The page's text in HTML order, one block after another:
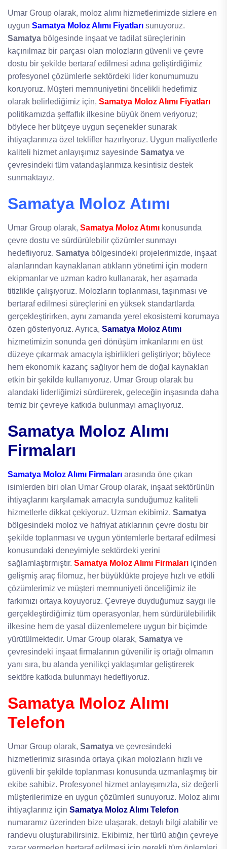
Umar Group olarak, moloz alımı hizmetlerimizde sizlere en
uygun Samatya Moloz Alımı Fiyatları sunuyoruz.
Samatya bölgesinde inşaat ve tadilat süreçlerinin
kaçınılmaz bir parçası olan molozların güvenli ve çevre
dostu bir şekilde bertaraf edilmesi adına geliştirdiğimiz
profesyonel çözümlerle sektördeki lider konumumuzu
koruyoruz. Müşteri memnuniyetini öncelikli hedefimiz
olarak belirlediğimiz için, Samatya Moloz Alımı Fiyatları
politikamızda şeffaflık ilkesine büyük önem veriyoruz;
böylece her bütçeye uygun seçenekler sunarak
ihtiyaçlarınıza özel teklifler hazırlıyoruz. Uygun maliyetlerle
kaliteli hizmet anlayışımız sayesinde Samatya ve
çevresindeki tüm vatandaşlarımıza kesintisiz destek
sunmaktayız.
Samatya Moloz Atımı
Umar Group olarak, Samatya Moloz Atımı konusunda
çevre dostu ve sürdürülebilir çözümler sunmayı
hedefliyoruz. Samatya bölgesindeki projelerimizde, inşaat
alanlarından kaynaklanan atıkların yönetimi için modern
ekipmanlar ve uzman kadro kullanarak, her aşamada
titizlikle çalışıyoruz. Molozların toplanması, taşınması ve
bertaraf edilmesi süreçlerini en yüksek standartlarda
gerçekleştirirken, aynı zamanda yerel ekosistemi korumaya
özen gösteriyoruz. Ayrıca, Samatya Moloz Atımı
hizmetimizin sonunda geri dönüşüm imkanlarını en üst
düzeye çıkarmak amacıyla işbirlikleri geliştiriyor; böylece
hem ekonomik kazanç sağlıyor hem de doğal kaynakları
etkin bir şekilde kullanıyoruz. Umar Group olarak bu
alandaki liderliğimizi sürdürerek, geleceğin inşasında daha
temiz bir çevreye katkıda bulunmayı amaçlıyoruz.
Samatya Moloz Alımı
Firmaları
Samatya Moloz Alımı Firmaları arasında öne çıkan
isimlerden biri olan Umar Group olarak, inşaat sektörünün
ihtiyaçlarını karşılamak amacıyla sunduğumuz kaliteli
hizmetlerle dikkat çekiyoruz. Uzman ekibimiz, Samatya
bölgesindeki moloz ve hafriyat atıklarının çevre dostu bir
şekilde toplanması ve uygun yöntemlerle bertaraf edilmesi
konusundaki deneyimiyle sektördeki yerini
sağlamlaştırmıştır. Samatya Moloz Alımı Firmaları içinden
gelişmiş araç filomuz, her büyüklükte projeye hızlı ve etkili
çözümlerimiz ve müşteri memnuniyeti önceliğimiz ile
farkımızı ortaya koyuyoruz. Çevreye duyduğumuz saygı ile
gerçekleştirdiğimiz tüm operasyonlar, hem sürdürülebilirlik
ilkesine hem de yasal düzenlemelere uygun bir biçimde
yürütülmektedir. Umar Group olarak, Samatya ve
çevresindeki inşaat firmalarının güvenilir iş ortağı olmanın
yanı sıra, bu alanda yenilikçi yaklaşımlar geliştirerek
sektöre katkıda bulunmayı hedefliyoruz.
Samatya Moloz Alımı
Telefon
Umar Group olarak, Samatya ve çevresindeki
hizmetlerimiz sırasında ortaya çıkan molozların hızlı ve
güvenli bir şekilde toplanması konusunda uzmanlaşmış bir
ekibe sahibiz. Profesyonel hizmet anlayışımızla, siz değerli
müşterilerimize en uygun çözümleri sunuyoruz. Moloz alımı
ihtiyaçlarınız için Samatya Moloz Alımı Telefon
numaramız üzerinden bize ulaşarak, detaylı bilgi alabilir ve
randevu oluşturabilirsiniz. Ekibimiz, her türlü atığın çevreye